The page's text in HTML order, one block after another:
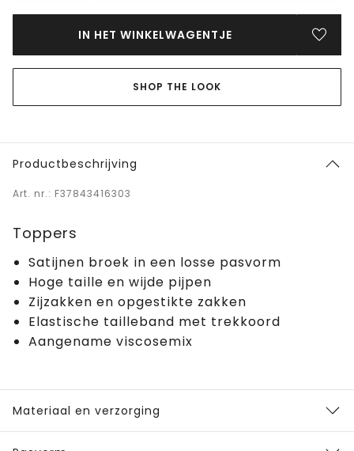
IN HET WINKELWAGENTJE
SHOP THE LOOK
Productbeschrijving
Art. nr.: F37843416303
Toppers
Satijnen broek in een losse pasvorm
Hoge taille en wijde pijpen
Zijzakken en opgestikte zakken
Elastische tailleband met trekkoord
Aangename viscosemix
Materiaal en verzorging